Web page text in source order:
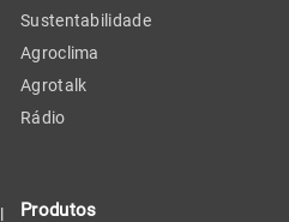
Sustentabilidade
Agroclima
Agrotalk
Rádio
Produtos